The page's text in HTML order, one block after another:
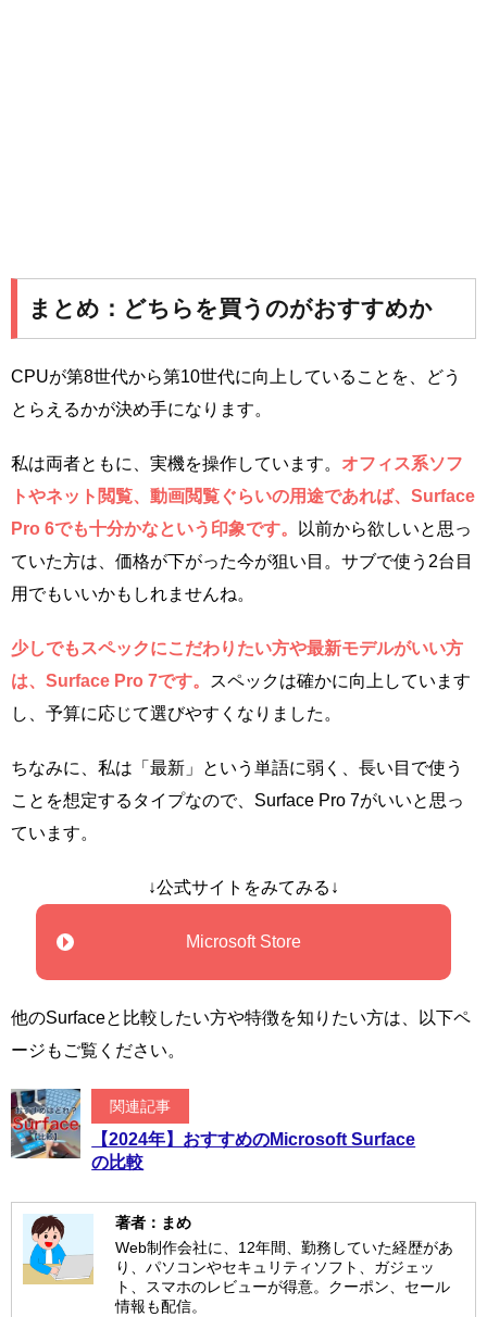
まとめ：どちらを買うのがおすすめか
CPUが第8世代から第10世代に向上していることを、どう
とらえるかが決め手になります。
私は両者ともに、実機を操作しています。 オフィス系ソフ
トやネット閲覧、動画閲覧ぐらいの用途であれば、Surface
Pro 6でも十分かなという印象です。
以前から欲しいと思っ
ていた方は、価格が下がった今が狙い目。サブで使う2台目
用でもいいかもしれませんね。
少しでもスペックにこだわりたい方や最新モデルがいい方
は、Surface Pro 7です。
スペックは確かに向上しています
し、予算に応じて選びやすくなりました。
ちなみに、私は「最新」という単語に弱く、長い目で使う
ことを想定するタイプなので、Surface Pro 7がいいと思っ
ています。
↓公式サイトをみてみる↓
Microsoft Store
他のSurfaceと比較したい方や特徴を知りたい方は、以下ペ
ージもご覧ください。
関連記事
【2024年】おすすめのMicrosoft Surface
の比較
著者：まめ
Web制作会社に、12年間、勤務していた経歴があ
り、パソコンやセキュリティソフト、ガジェッ
ト、スマホのレビューが得意。クーポン、セール
情報も配信。